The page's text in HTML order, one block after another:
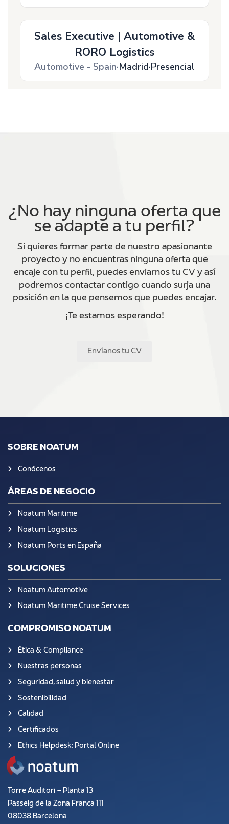
¿No hay ninguna oferta que
se adapte a tu perfil?
Si quieres formar parte de nuestro apasionante
proyecto y no encuentras ninguna oferta que
encaje con tu perfil, puedes enviarnos tu CV y así
podremos contactar contigo cuando surja una
posición en la que pensemos que puedes encajar.
¡Te estamos esperando!
Envíanos tu CV
SOBRE NOATUM
Conócenos
ÁREAS DE NEGOCIO
Noatum Maritime
Noatum Logistics
Noatum Ports en España
SOLUCIONES
Noatum Automotive
Noatum Maritime Cruise Services
COMPROMISO NOATUM
Ética & Compliance
Nuestras personas
Seguridad, salud y bienestar
Sostenibilidad
Calidad
Certificados
Ethics Helpdesk: Portal Online
Torre Auditori – Planta 13
Passeig de la Zona Franca 111
08038 Barcelona